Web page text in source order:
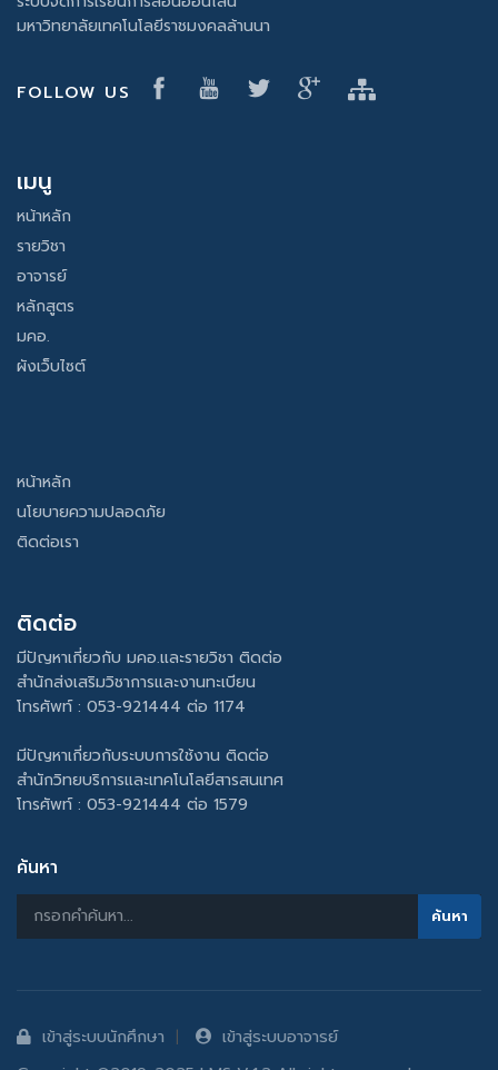
มหาวิทยาลัยเทคโนโลยีราชมงคลล้านนา
FOLLOW US
เมนู
หน้าหลัก
รายวิชา
อาจารย์
หลักสูตร
มคอ.
ผังเว็บไซต์
หน้าหลัก
นโยบายความปลอดภัย
ติดต่อเรา
ติดต่อ
มีปัญหาเกี่ยวกับ มคอ.และรายวิชา ติดต่อ
สำนักส่งเสริมวิชาการและงานทะเบียน
โทรศัพท์ : 053-921444 ต่อ 1174
มีปัญหาเกี่ยวกับระบบการใช้งาน ติดต่อ
สำนักวิทยบริการและเทคโนโลยีสารสนเทศ
โทรศัพท์ : 053-921444 ต่อ 1579
ค้นหา
เข้าสู่ระบบนักศึกษา
เข้าสู่ระบบอาจารย์